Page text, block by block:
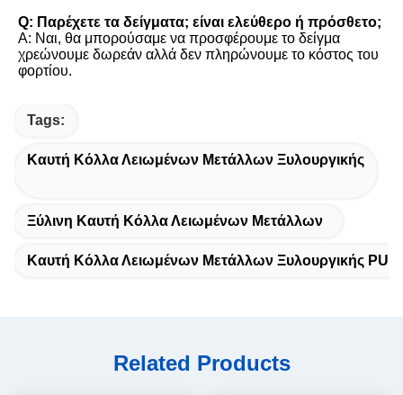
Q: Παρέχετε τα δείγματα; είναι ελεύθερο ή πρόσθετο;
Α: Ναι, θα μπορούσαμε να προσφέρουμε το δείγμα
χρεώνουμε δωρεάν αλλά δεν πληρώνουμε το κόστος του
φορτίου.
Tags:
Καυτή Κόλλα Λειωμένων Μετάλλων Ξυλουργικής
Ξύλινη Καυτή Κόλλα Λειωμένων Μετάλλων
Καυτή Κόλλα Λειωμένων Μετάλλων Ξυλουργικής PUR
Related Products